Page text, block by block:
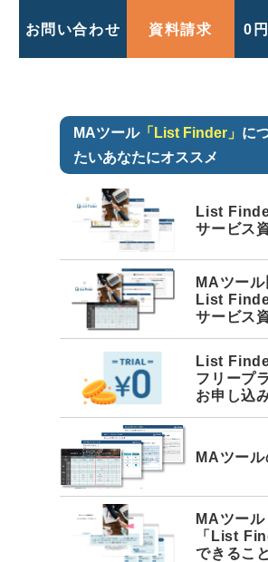
お問い合わせ 資料請求 0
MAツール「List Finder」 に
たいあなたにオススメ
List
サービス
MAツー
List
サービス
List
フリープ
お申し込
MAツー
MAツール
「List
できること